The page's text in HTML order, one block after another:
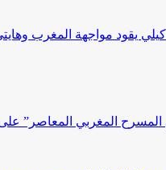
يقود مواجهة المغرب وهايتي
المغربي المعاصر”